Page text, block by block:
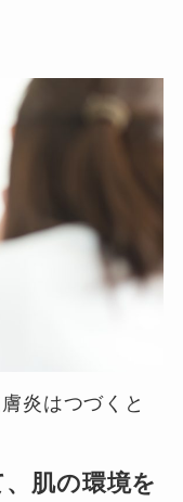
炎はつづくと
肌の環境を